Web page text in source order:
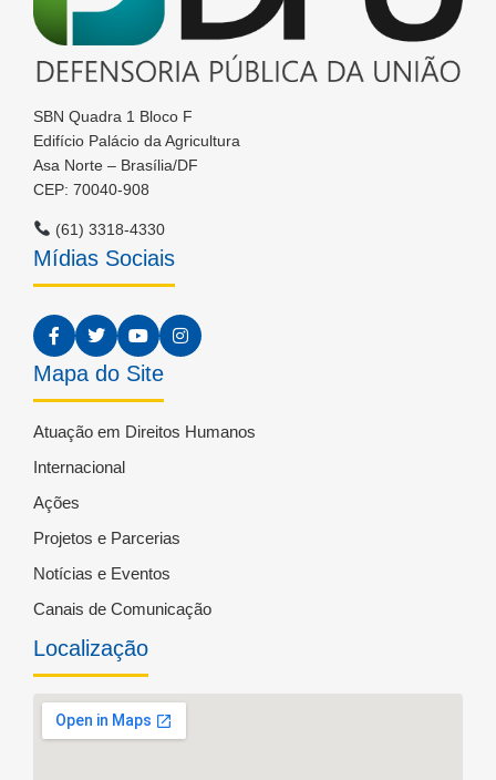
SBN Quadra 1 Bloco F
Edifício Palácio da Agricultura
Asa Norte – Brasília/DF
CEP: 70040-908
(61) 3318-4330
Mídias Sociais
Mapa do Site
Atuação em Direitos Humanos
Internacional
Ações
Projetos e Parcerias
Notícias e Eventos
Canais de Comunicação
Localização